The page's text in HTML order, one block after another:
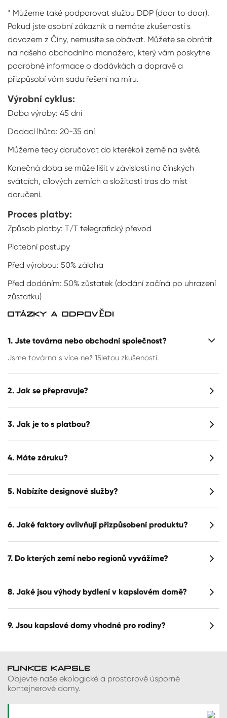
* Můžeme také podporovat službu DDP (door to door).
Pokud jste osobní zákazník a nemáte zkušenosti s
dovozem z Číny, nemusíte se obávat. Můžete se obrátit
na našeho obchodního manažera, který vám poskytne
podrobné informace o dodávkách a dopravě a
přizpůsobí vám sadu řešení na míru.
Výrobní cyklus:
Doba výroby: 45 dní
Dodací lhůta: 20-35 dní
Můžeme tedy doručovat do kterékoli země na světě.
Konečná doba se může lišit v závislosti na čínských
svátcích, cílových zemích a složitosti tras do míst
doručení.
Proces platby:
Způsob platby: T/T telegrafický převod
Platební postupy
Před výrobou: 50% záloha
Před dodáním: 50% zůstatek (dodání začíná po uhrazení
zůstatku)
OTÁZKY A ODPOVĚDI
1. Jste továrna nebo obchodní společnost?
Jsme továrna s více než 15letou zkušeností.
2. Jak se přepravuje?
3. Jak je to s platbou?
4. Máte záruku?
5. Nabízíte designové služby?
6. Jaké faktory ovlivňují přizpůsobení produktu?
7. Do kterých zemí nebo regionů vyvážíme?
8. Jaké jsou výhody bydlení v kapslovém domě?
9. Jsou kapslové domy vhodné pro rodiny?
FUNKCE KAPSLE
Objevte naše ekologické a prostorově úsporné
kontejnerové domy.